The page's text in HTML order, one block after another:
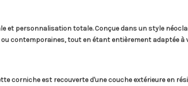
et personnalisation totale. Conçue dans un style
contemporaines, tout en étant entièrement adaptée à
corniche est recouverte d'une couche extérieure en